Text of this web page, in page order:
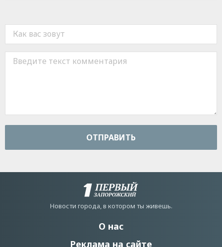
ОТПРАВИТЬ
Новости города, в котором ты живешь.
О нас
Реклама на сайте